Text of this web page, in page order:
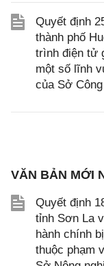
Quyết định
thành phố
trình điện tử
một số lĩnh
của Sở
VĂN BẢN MỚI
Quyết định
tỉnh Sơn La
hành chính
thuộc phạm